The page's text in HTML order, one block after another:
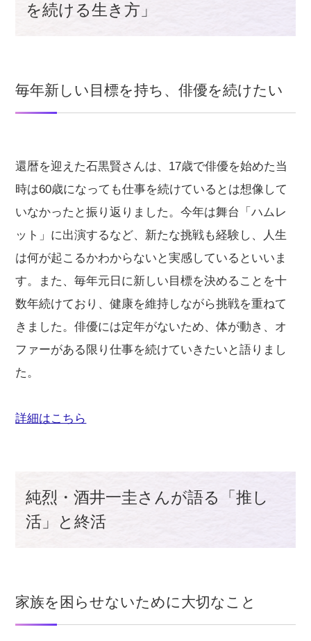
を続ける生き方」
毎年新しい目標を持ち、俳優を続けたい
還暦を迎えた石黒賢さんは、17歳で俳優を始めた当
時は60歳になっても仕事を続けているとは想像して
いなかったと振り返りました。今年は舞台「ハムレ
ット」に出演するなど、新たな挑戦も経験し、人生
は何が起こるかわからないと実感しているといいま
す。また、毎年元日に新しい目標を決めることを十
数年続けており、健康を維持しながら挑戦を重ねて
きました。俳優には定年がないため、体が動き、オ
ファーがある限り仕事を続けていきたいと語りまし
た。
詳細はこちら
純烈・酒井一圭さんが語る「推し
活」と終活
家族を困らせないために大切なこと